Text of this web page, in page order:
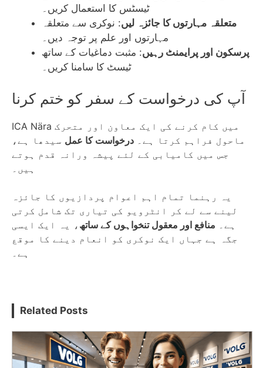
ٹیسٹس کا استعمال کریں۔
متعلقہ مہارتوں کا جائزہ لیں: نوکری سے متعلقہ
مہارتوں اور علم پر توجہ دیں۔
پرسکون اور پرایمنٹ رہیں: مثبت دماغیات کے ساتھ
ٹیسٹ کا سامنا کریں۔
آپ کی درخواست کے سفر کو ختم کرنا
ICA Nära میں کام کرنے کی ایک معاون اور متحرک
ماحول فراہم کرتا ہے۔ درخواست کا عمل سیدھا ہے،
جس میں کامیابی کے لئے پیشہ ورانہ قدم ہوتے
ہیں۔
یہ رہنما تمام اہم اعوام پردازیوں کا جائزہ
لینے سے لے کر انٹرویو کی تیاری تک شامل کرتی
ہے۔ منافع اور معقول تنخواہوں کے ساتھ ، یہ ایک ایسی
جگہ ہے جہاں ایک نوکری کو انعام دینے کا موقع
ہے۔
Related Posts